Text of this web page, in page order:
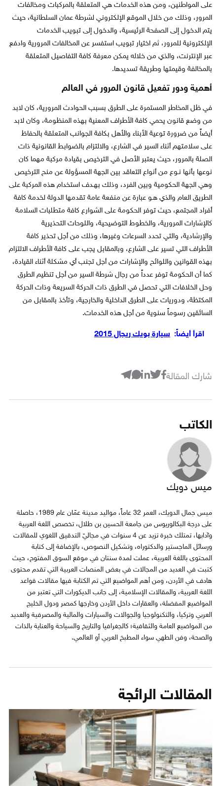
على المواطنين، ومن هذه الخدمات هي المتعلقة بالمركبات ومخالفات
المرور، وذلك من خلال الموقع الإلكتروني لشرطة عمان السلطانية، حيث
يتم الدخول إلى الصفحة الرئيسية، والدخول إلى تبويب الخدمات
الإلكترونية للمرور، ثم اختيار تبويب استفسر عن المخالفات المرورية وادفع
عبر الإنترنت، والذي من خلاله يمكن معرفة كافة التفاصيل المتعلقة
بالمخالفة وقيمتها وطريقة تسديدها.
أهمية ودور تفعيل قانون المرور في العالم
في ظل المخاطر المستمرة على الطرق بسبب الحوادث المرورية، كان لابد
من وضع قانون يحمي كافة الأطراف المعنية بهذه المنظومة، وكان لابد
أيضاً من ضرورة توعية الأبناء والأهل بكافة الجوانب المتعلقة بالحفاظ
على سلامتهم أثناء السير في الشارع، والالتزام بالضوابط القانونية ذات
الصلة بالمرور، حيث يعتبر الأصل في الترخيص بقيادة مركبة مهما كان
نوعها بأنها نـوع من أنواع التعاقد بين الجهة المسؤولة عن منح الترخيص
وهي الجهة الحكومية وبين الفرد، وذلك بهـدف استخدام هذه المركبة على
الطريق العام والذي هـو عبارة عن منفعة عامة تقدمها الدولة لخدمة كافة
أفراد المجتمع، حيث توفر الحكومة على الشوارع كافة متطلبات السلامة
كالإشارات المرورية، والخطوط التوضيحية، واللوحات التحذيرية
والإرشادية، والتي تحدد السرعات وغيرها، وذلك من أجل تحذير كافة
الأطراف التي تسير على الشارع، وبالمقابل يجب على كافة الأطراف الالتزام
بهذه القوانين واللوائح والإشارات من أجل تجنب أي مشكلة أثناء القيادة،
كما أن الحكومة توفر عدداً من رجال شرطة السير من أجل تنظيم الطرق
وحل الخلافات التي تحصل في الطرق ذات الحركة السريعة وذات الحركة
المكتظة، ودوريات على الطرق الداخلية والخارجية، وتأخذ بالمقابل من
السائقين رسوماً سنوية من أجل هذه الخدمات.
اقرأ أيضاً: سيارة بويك ريجال 2015
شارك المقالة
الكاتب
ميس دويك
ميس جمال الدويك، العمر 32 عاماً، مواليد مدينة عمّان عام 1989، حاصلة
على درجة البكالوريوس من جامعة الحسين بن طلال، تخصص اللغة العربية
وآدابها، تمتلك خبرة تزيد عن 4 سنوات في مجاليّ التدقيق اللغوي للمقالات
ورسائل الماجستير والدكتوراه، وتشكيل النصوص، بالإضافة إلى كتابة
المحتوى باللغة العربية، عملت لمدة سنتان في موقع السوق المفتوح، حيث
كتبت في العديد من المجالات في بعض المنصات العربية التي تقدم محتوى
هادف في الأردن، ومن أهم المواضيع التي تم الكتابة فيها مقالات قواعد
اللغة العربية، والمقالات الإسلامية، إلى جانب الديكورات التي تعتبر من
المواضيع المفضلة، والعقارات داخل الأردن وخارجها كمصر ودول الخليج
العربي وتركيا، والتكنولوجيا والجوالات والسيارات والمالية والمصرفية والعديد
من المواضيع العامة والثقافية؛ كالجغرافيا والتاريخ والسياحة والعناية بالذات
والصحة، وفن الطهي سواء المطبخ العربي أو العالمي.
المقالات الرائجة